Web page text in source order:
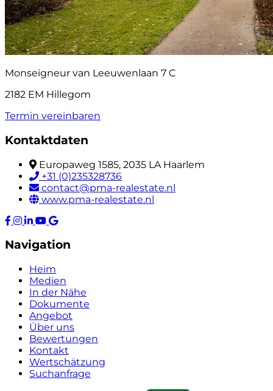
Monseigneur van Leeuwenlaan 7 C
2182 EM Hillegom
Termin vereinbaren
Kontaktdaten
Europaweg 1585, 2035 LA Haarlem
+31 (0)235328736
contact@pma-realestate.nl
www.pma-realestate.nl
Navigation
Heim
Medien
In der Nähe
Dokumente
Angebot
Über uns
Bewertungen
Kontakt
Wertschätzung
Suchanfrage